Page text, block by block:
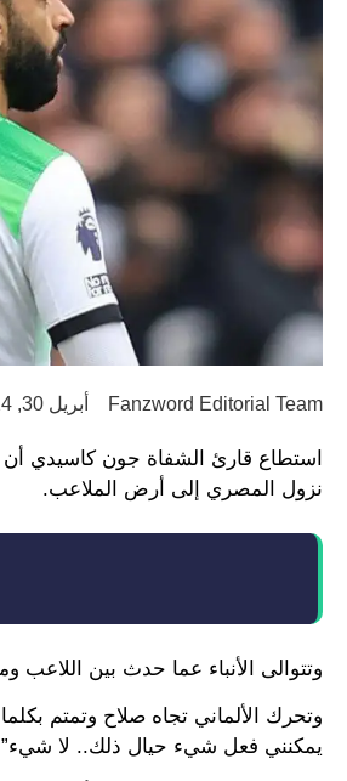
Fanzword Editorial Team أبريل 30, 2024
استطاع قارئ الشفاة جون كاسيدي
نزول المصري إلى أرض الملاعب.
وتتوالى الأنباء عما حدث بين اللاعب
وتحرك الألماني تجاه صلاح وتمتم
يمكنني فعل شيء حيال ذلك.. لا